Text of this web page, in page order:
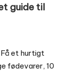
guide til
Få et hurtigt
fødevarer, 10